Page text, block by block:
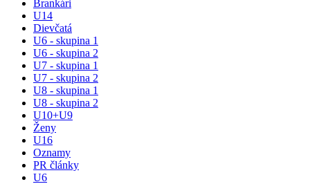
Brankári
U14
Dievčatá
U6 - skupina 1
U6 - skupina 2
U7 - skupina 1
U7 - skupina 2
U8 - skupina 1
U8 - skupina 2
U10+U9
Ženy
U16
Oznamy
PR články
U6